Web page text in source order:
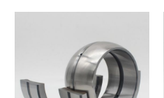
обслуживания